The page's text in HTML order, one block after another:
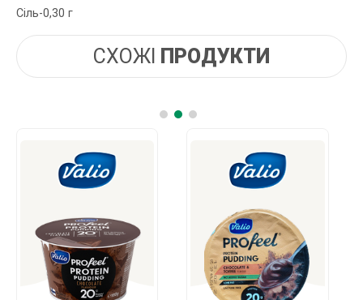
Сіль-0,30 г
СХОЖІ ПРОДУКТИ